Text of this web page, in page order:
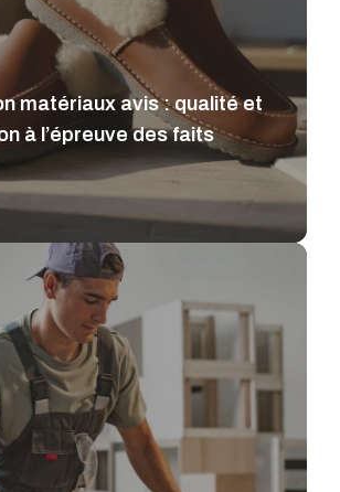
matériaux avis : qualité et
à l’épreuve des faits